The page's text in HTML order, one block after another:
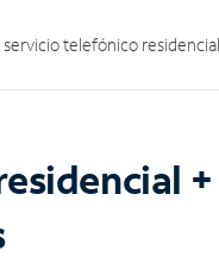
telefónico
+